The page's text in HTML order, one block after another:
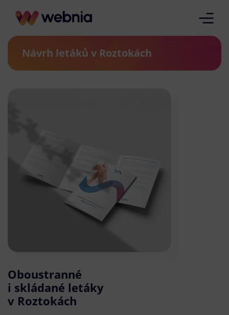
Návrh letáků v Roztokách
Oboustranné
i skládané letáky
v Roztokách